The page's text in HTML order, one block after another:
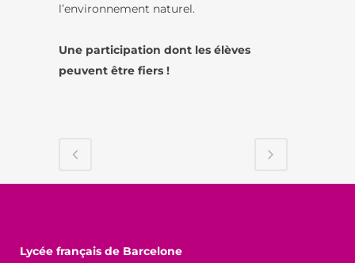
l’environnement naturel.
Une participation dont les élèves
peuvent être fiers !
Lycée français de Barcelone